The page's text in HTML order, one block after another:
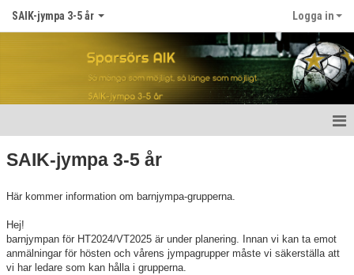
SAIK-jympa 3-5 år Logga in
Medlemmar
SAIK-jympa 3-5 år
Här kommer information om barnjympa-grupperna.
Hej!
barnjympan för HT2024/VT2025 är under planering. Innan vi kan ta emot
anmälningar för hösten och vårens jympagrupper måste vi säkerställa att
vi har ledare som kan hålla i grupperna.